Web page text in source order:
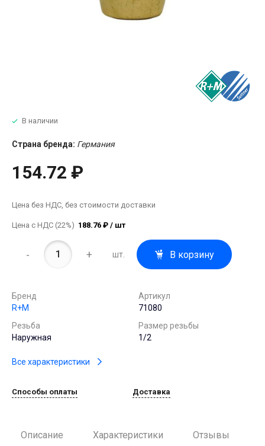
В наличии
Страна бренда: Германия
154.72 ₽
Цена без НДС, без стоимости доставки
Цена с НДС (22%) 188.76 ₽ / шт
- + шт. В корзину
Бренд
R+M
Артикул
71080
Резьба
Наружная
Размер резьбы
1/2
Все характеристики
Способы оплаты Доставка
Описание Характеристики Отзывы